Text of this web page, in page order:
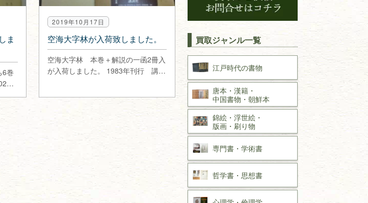
ま
巻
年
2019年10月17日
空海大字林が入荷致しました。
空海大字林 本巻＋解説の一函2冊入
が入荷しました。 1983年刊行 講談
買取ジャンル一覧
江戸時代の書物
唐本・漢籍・
中国書物・朝鮮本
錦絵・浮世絵・
版画・刷り物
専門書・ 学術書
哲学書・思想書